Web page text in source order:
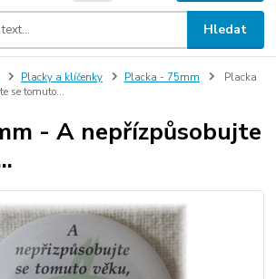
Hledat
Placky a klíčenky Placka - 75mm
Placka
se tomuto...
- A nepřízpůsobujte